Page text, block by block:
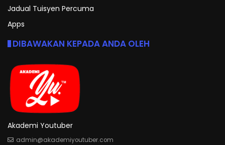
Jadual Tuisyen Percuma
Apps
DIBAWAKAN KEPADA ANDA OLEH
Akademi Youtuber
admin@akademiyoutuber.com